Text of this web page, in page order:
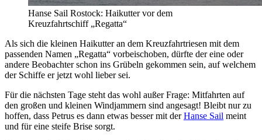
Hanse Sail Rostock: Haikutter vor dem
Kreuzfahrtschiff „Regatta“
Als sich die kleinen Haikutter an dem Kreuzfahrtriesen mit dem
passenden Namen „Regatta“ vorbeischoben, dürfte der eine oder
andere Beobachter schon ins Grübeln gekommen sein, auf welchem
der Schiffe er jetzt wohl lieber sei.
Für die nächsten Tage steht das wohl außer Frage: Mitfahrten auf
den großen und kleinen Windjammern sind angesagt! Bleibt nur zu
hoffen, dass Petrus es dann etwas besser mit derHanse Sail meint
und für eine steife Brise sorgt.